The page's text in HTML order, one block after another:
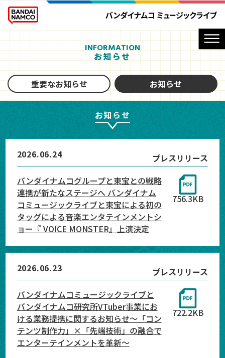
INFORMATION
お知らせ
重要なお知らせ お知らせ
お知らせ
2026.06.24
プレスリリース
バンダイナムコグループと東宝との戦略
連携が新たなステージへ バンダイナム
コミュージックライブと東宝による初の
タッグによる音楽エンタテインメントシ
ョー『 VOICE MONSTER』上演決定
756.3KB
2026.06.23
プレスリリース
バンダイナムコミュージックライブと
バンダイナムコ研究所VTuber事業にお
ける業務提携に関するお知らせ〜「コン
テンツ制作力」×「先端技術」の融合で
エンターテインメントを革新〜
722.2KB